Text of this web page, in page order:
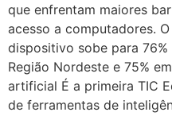
que enfrentam maiores
acesso a computadores.
dispositivo sobe para 76%
Região Nordeste e 75%
artificial É a primeira TIC
de ferramentas de